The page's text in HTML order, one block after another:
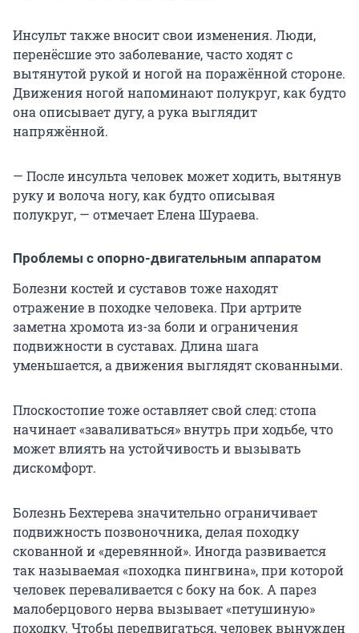
Инсульт также вносит свои изменения. Люди,
перенёсшие это заболевание, часто ходят с
вытянутой рукой и ногой на поражённой стороне.
Движения ногой напоминают полукруг, как будто
она описывает дугу, а рука выглядит
напряжённой.
— После инсульта человек может ходить, вытянув
руку и волоча ногу, как будто описывая
полукруг, — отмечает Елена Шураева.
Проблемы с опорно-двигательным аппаратом
Болезни костей и суставов тоже находят
отражение в походке человека. При артрите
заметна хромота из-за боли и ограничения
подвижности в суставах. Длина шага
уменьшается, а движения выглядят скованными.
Плоскостопие тоже оставляет свой след: стопа
начинает «заваливаться» внутрь при ходьбе, что
может влиять на устойчивость и вызывать
дискомфорт.
Болезнь Бехтерева значительно ограничивает
подвижность позвоночника, делая походку
скованной и «деревянной». Иногда развивается
так называемая «походка пингвина», при которой
человек переваливается с боку на бок. А парез
малоберцового нерва вызывает «петушиную»
походку. Чтобы передвигаться, человек вынужден